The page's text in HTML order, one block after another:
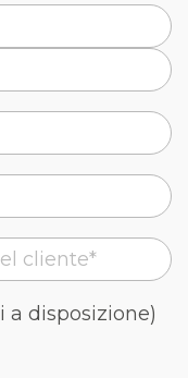
a disposizione)